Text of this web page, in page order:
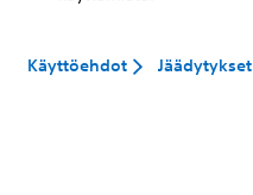
Käyttöehdot